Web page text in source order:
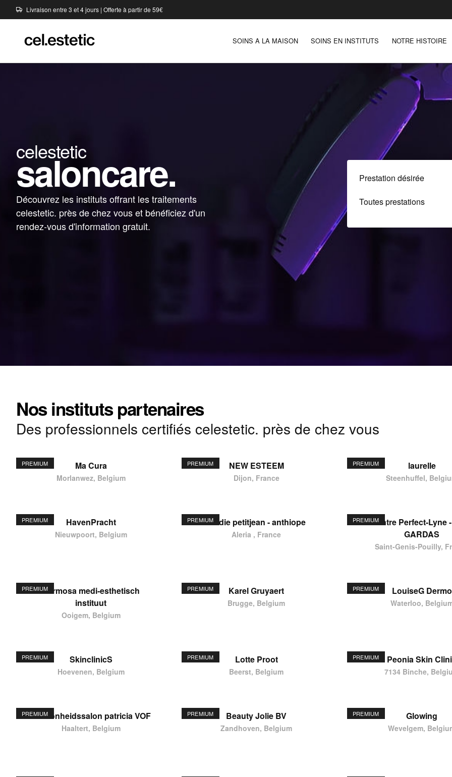
Livraison entre 3 et 4 jours | Offerte à partir de 59€
SOINS A LA MAISON SOINS EN INSTITUTS NOTRE HISTOIRE
celestetic
saloncare.
Découvrez les instituts offrant les traitements
celestetic. près de chez vous et bénéficiez d'un
rendez-vous d'information gratuit.
Prestation désirée
Nos instituts partenaires
Des professionnels certifiés celestetic. près de chez vous
PREMIUM Ma Cura
Morlanwez, Belgium
PREMIUM NEW ESTEEM
Dijon, France
PREMIUM laurelle
Steenhuffel,
PREMIUM HavenPracht
Nieuwpoort, Belgium
PREMIUMelodie petitjean - anthiope
Aleria , France
PREMIUMCentre Perfect-Lyne
GARDAS
Saint-Genis-Pouilly,
PREMIUMHermosa medi-esthetisch
instituut
Ooigem, Belgium
PREMIUM Karel Gruyaert
Brugge, Belgium
PREMIUM LouiseG Dermo
Waterloo,
PREMIUM SkinclinicS
Hoevenen, Belgium
PREMIUM Lotte Proot
Beerst, Belgium
PREMIUM Peonia Skin
7134 Binche,
PREMIUM
schoonheidssalon patricia VOF
Haaltert, Belgium
PREMIUM Beauty Jolie BV
Zandhoven, Belgium
PREMIUM Glowing
Wevelgem,